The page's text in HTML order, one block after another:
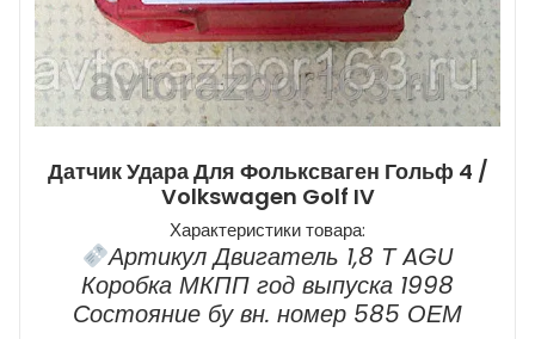
Датчик Удара Для Фольксваген Гольф 4 /
Volkswagen Golf IV
Характеристики товара:
Артикул Двигатель 1,8 Т AGU
Коробка МКПП год выпуска 1998
Состояние бу вн. номер 585 ОЕМ